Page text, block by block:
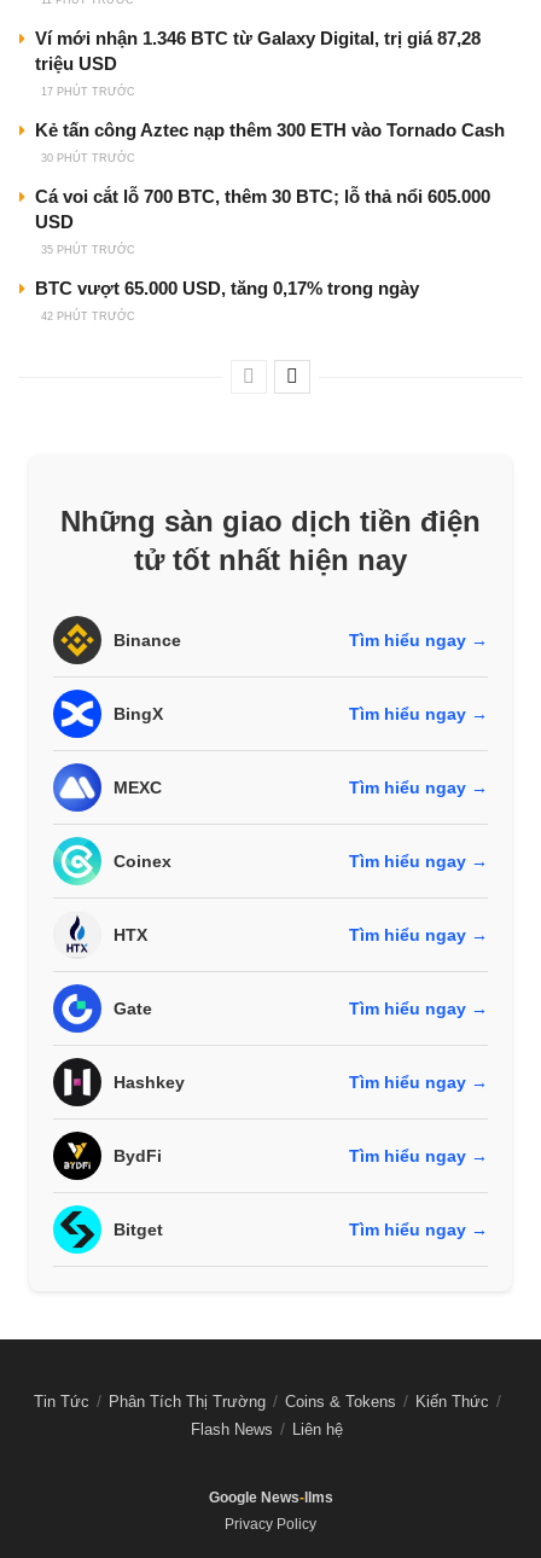
Ví mới nhận 1.346 BTC từ Galaxy Digital, trị giá 87,28
triệu USD
17 PHÚT TRƯỚC
Kẻ tấn công Aztec nạp thêm 300 ETH vào Tornado Cash
30 PHÚT TRƯỚC
Cá voi cắt lỗ 700 BTC, thêm 30 BTC; lỗ thả nổi 605.000
USD
35 PHÚT TRƯỚC
BTC vượt 65.000 USD, tăng 0,17% trong ngày
42 PHÚT TRƯỚC
Những sàn giao dịch tiền điện
tử tốt nhất hiện nay
Binance Tìm hiểu ngay →
BingX Tìm hiểu ngay →
MEXC Tìm hiểu ngay →
Coinex Tìm hiểu ngay →
HTX Tìm hiểu ngay →
Gate Tìm hiểu ngay →
Hashkey Tìm hiểu ngay →
BydFi Tìm hiểu ngay →
Bitget Tìm hiểu ngay →
Tin Tức Phân Tích Thị Trường Coins & Tokens
Kiến Thức
Flash News
Liên hệ
Google News-llms
Privacy Policy